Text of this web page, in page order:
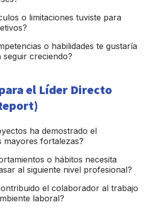
o limitaciones tuviste para
o habilidades te gustaría
creciendo?
el Líder Directo
ha demostrado el
mayores fortalezas?
o hábitos necesita
al siguiente nivel profesional?
el colaborador al trabajo
laboral?